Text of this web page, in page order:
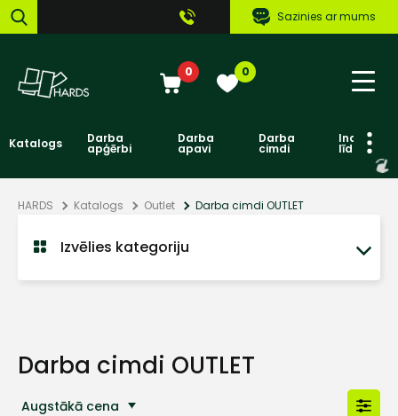
Sazinies ar mums
0 0
Katalogs Darba
apģērbi
Darba
apavi
Darba
cimdi līdzekļi
HARDS Katalogs Outlet Darba cimdi OUTLET
Izvēlies kategoriju
Darba cimdi OUTLET
Augstākā cena